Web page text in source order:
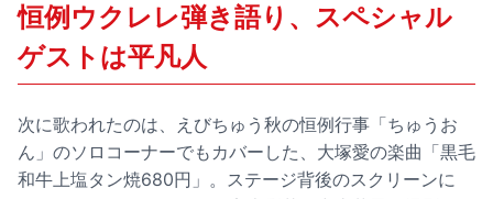
恒例ウクレレ弾き語り、スペシャル
ゲストは平凡人
次に歌われたのは、えびちゅう秋の恒例行事「ちゅうお
ん」のソロコーナーでもカバーした、大塚愛の楽曲「黒毛
和牛上塩タン焼680円」。ステージ背後のスクリーンに